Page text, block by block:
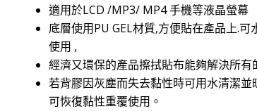
適用於LCD /MP3/ MP4 手機等液晶螢幕
底層使用PU GEL材質,方便貼在產品上.可
使用 ,
經濟又環保的產品擦拭貼布能夠解決所有
若背膠因灰塵而失去黏性時可用水清潔並
可恢復黏性重覆使用。